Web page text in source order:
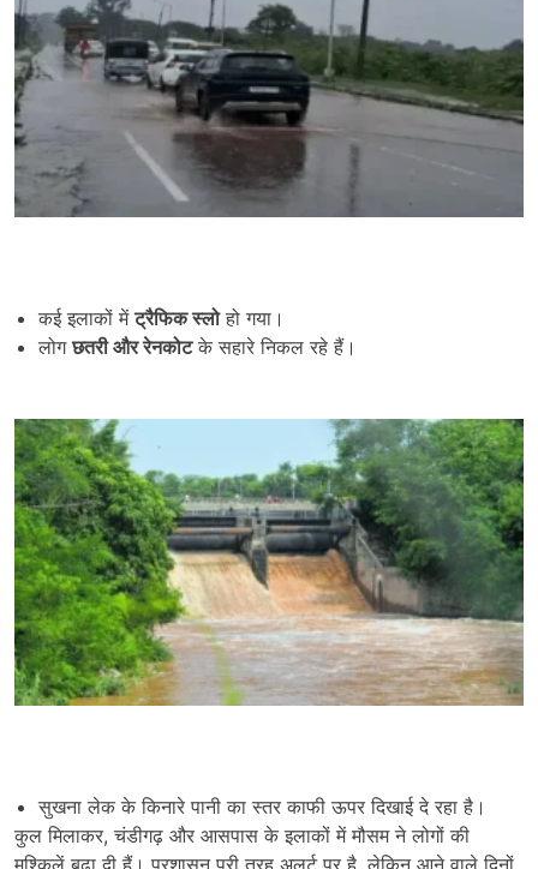
कई इलाकों मेंट्रैफिक स्लोहो गया।
लोगछतरी और रेनकोटके सहारे निकल रहे हैं।
सुखना लेक के किनारे पानी का स्तर काफी ऊपर दिखाई दे रहा है।
कुल मिलाकर, चंडीगढ़ और आसपास के इलाकों में मौसम ने लोगों की
मुश्किलें बढ़ा दी हैं। प्रशासन पूरी तरह अलर्ट पर है, लेकिन आने वाले दिनों